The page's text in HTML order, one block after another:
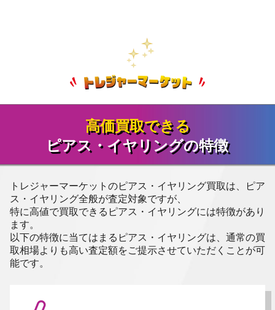
高価買取できる
ピアス・イヤリングの特徴
トレジャーマーケットのピアス・イヤリング買取は、ピア
ス・イヤリング全般が査定対象ですが、
特に高値で買取できるピアス・イヤリングには特徴があり
ます。
以下の特徴に当てはまるピアス・イヤリングは、通常の買
取相場よりも高い査定額をご提示させていただくことが可
能です。